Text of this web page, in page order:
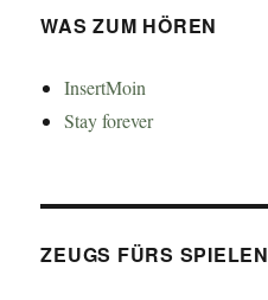
WAS ZUM HÖREN
InsertMoin
Stay forever
ZEUGS FÜRS SPIELEN